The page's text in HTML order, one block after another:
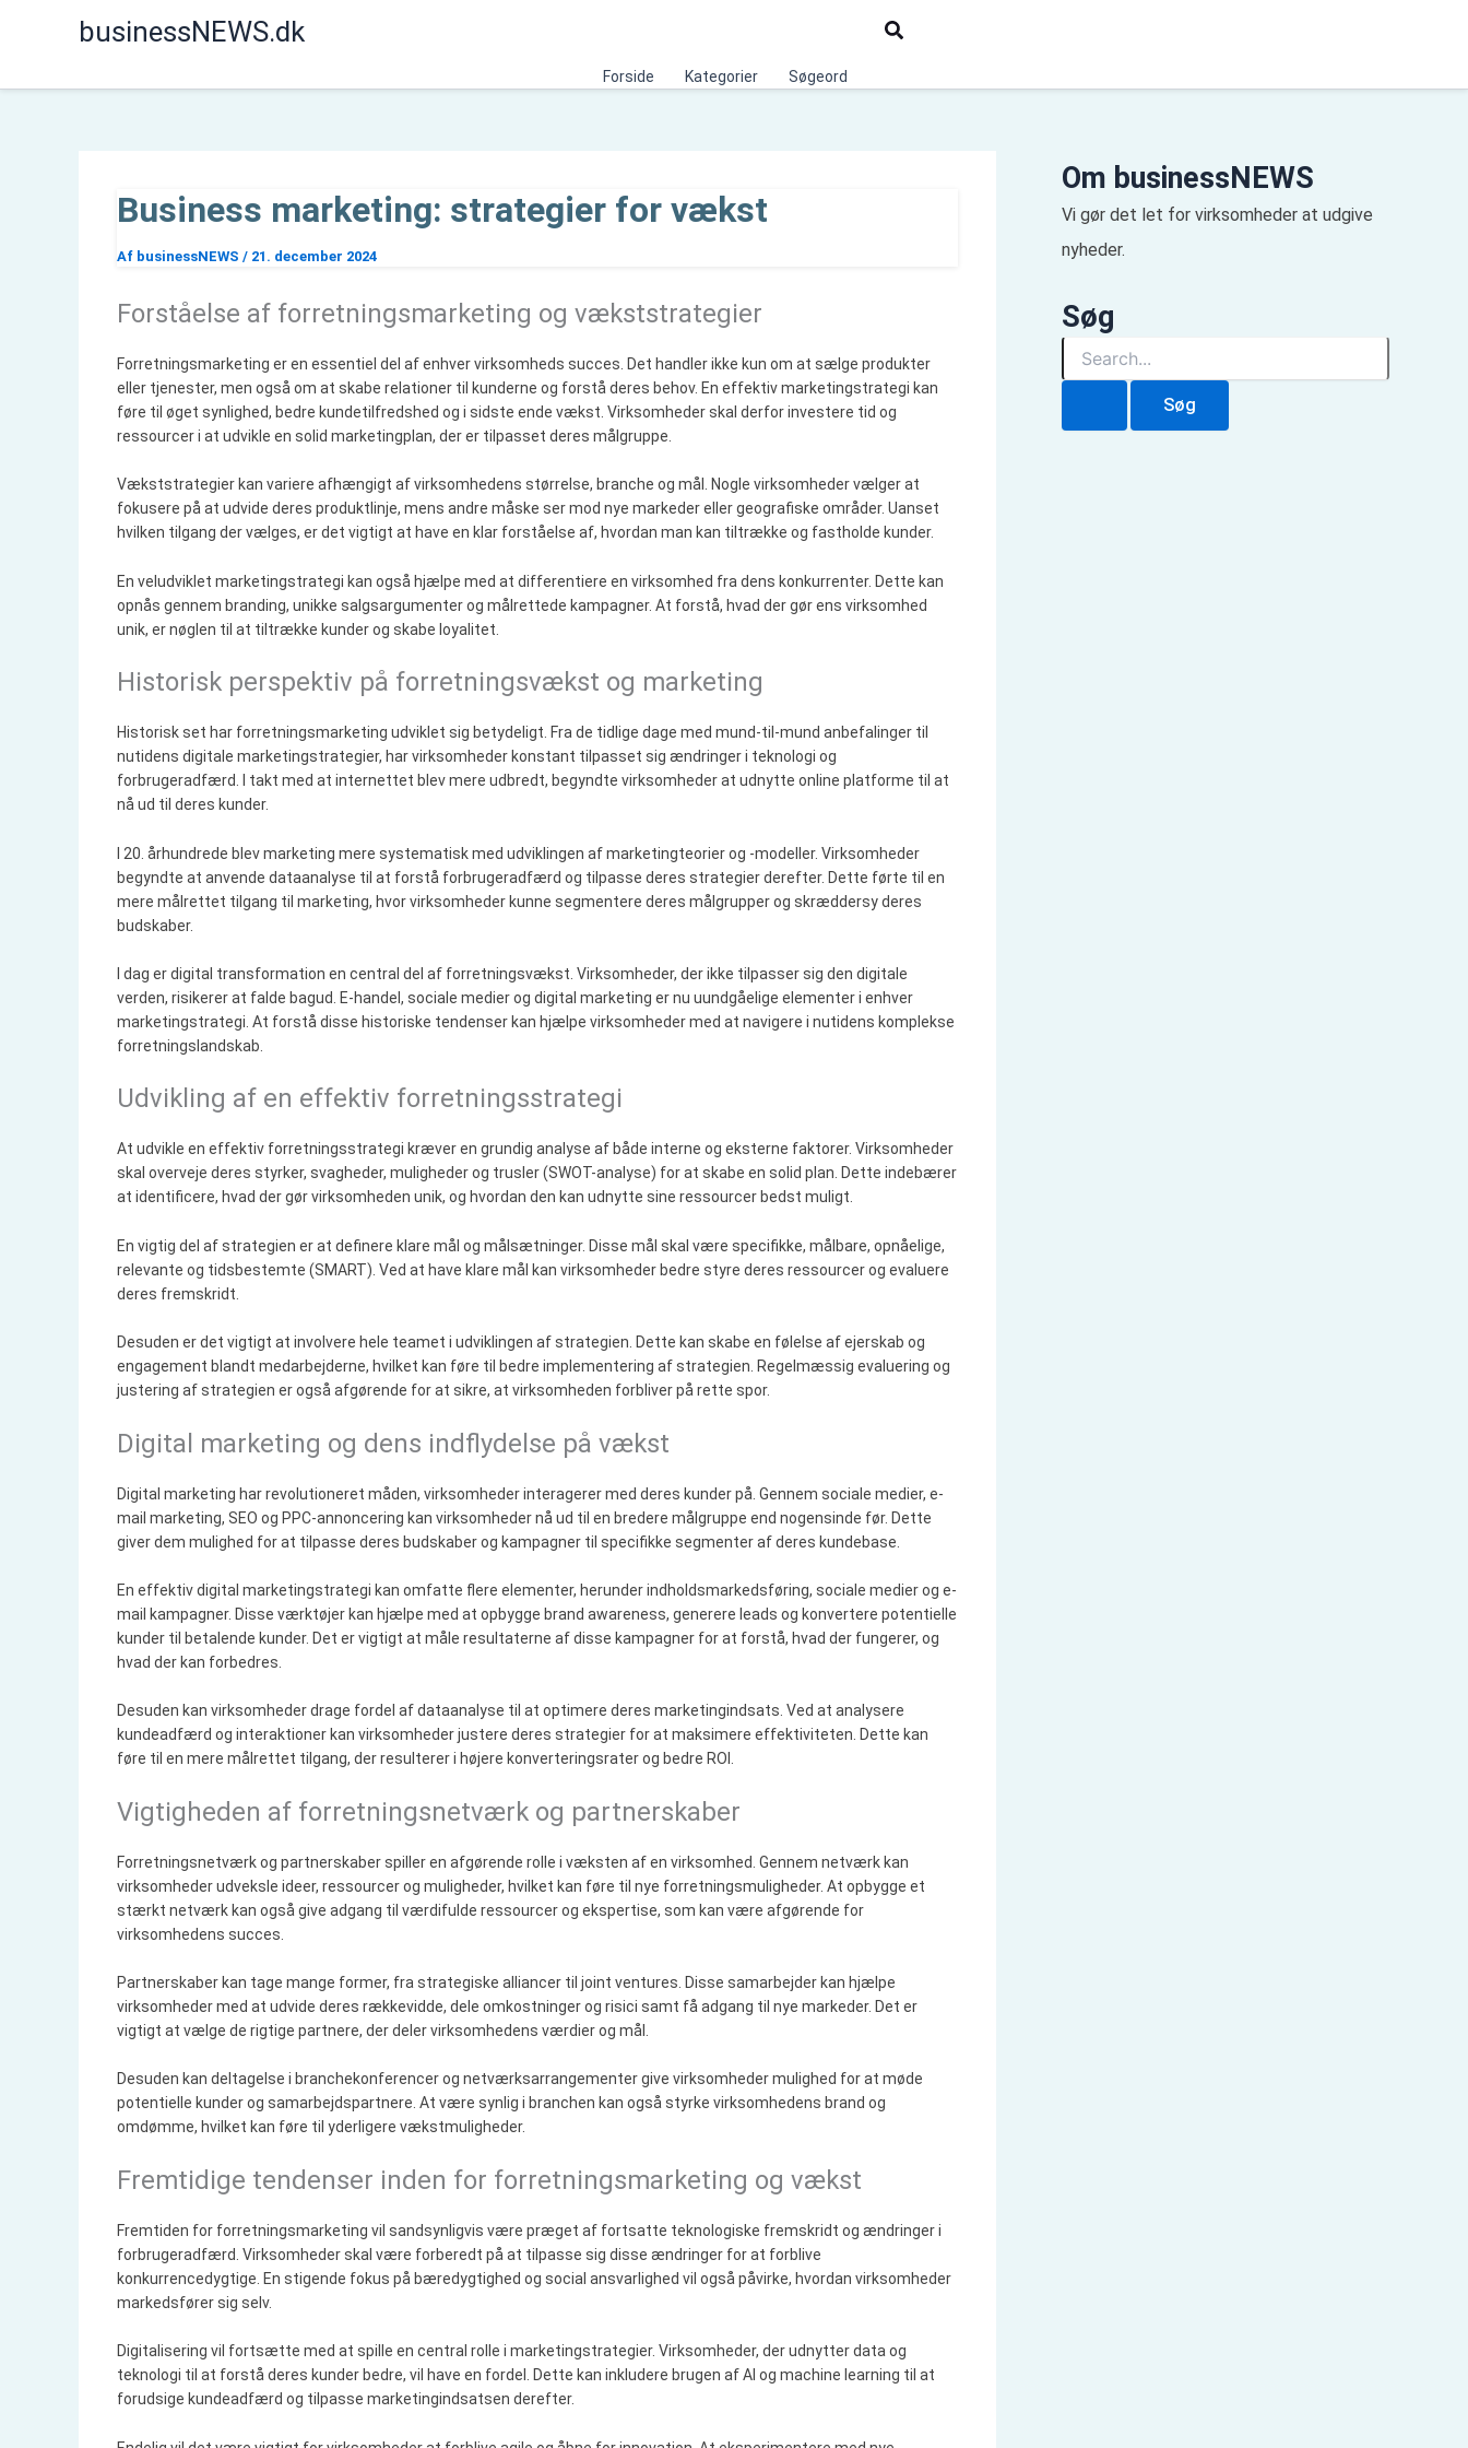
businessNEWS.dk Søg
Forside Kategorier Søgeord
Business marketing: strategier for vækst
Af businessNEWS / 21. december 2024
Forståelse af forretningsmarketing og vækststrategier
Forretningsmarketing er en essentiel del af enhver virksomheds succes. Det handler ikke kun om at sælge produkter
eller tjenester, men også om at skabe relationer til kunderne og forstå deres behov. En effektiv marketingstrategi kan
føre til øget synlighed, bedre kundetilfredshed og i sidste ende vækst. Virksomheder skal derfor investere tid og
ressourcer i at udvikle en solid marketingplan, der er tilpasset deres målgruppe.
Vækststrategier kan variere afhængigt af virksomhedens størrelse, branche og mål. Nogle virksomheder vælger at
fokusere på at udvide deres produktlinje, mens andre måske ser mod nye markeder eller geografiske områder. Uanset
hvilken tilgang der vælges, er det vigtigt at have en klar forståelse af, hvordan man kan tiltrække og fastholde kunder.
En veludviklet marketingstrategi kan også hjælpe med at differentiere en virksomhed fra dens konkurrenter. Dette kan
opnås gennem branding, unikke salgsargumenter og målrettede kampagner. At forstå, hvad der gør ens virksomhed
unik, er nøglen til at tiltrække kunder og skabe loyalitet.
Historisk perspektiv på forretningsvækst og marketing
Historisk set har forretningsmarketing udviklet sig betydeligt. Fra de tidlige dage med mund-til-mund anbefalinger til
nutidens digitale marketingstrategier, har virksomheder konstant tilpasset sig ændringer i teknologi og
forbrugeradfærd. I takt med at internettet blev mere udbredt, begyndte virksomheder at udnytte online platforme til at
nå ud til deres kunder.
I 20. århundrede blev marketing mere systematisk med udviklingen af marketingteorier og -modeller. Virksomheder
begyndte at anvende dataanalyse til at forstå forbrugeradfærd og tilpasse deres strategier derefter. Dette førte til en
mere målrettet tilgang til marketing, hvor virksomheder kunne segmentere deres målgrupper og skræddersy deres
budskaber.
I dag er digital transformation en central del af forretningsvækst. Virksomheder, der ikke tilpasser sig den digitale
verden, risikerer at falde bagud. E-handel, sociale medier og digital marketing er nu uundgåelige elementer i enhver
marketingstrategi. At forstå disse historiske tendenser kan hjælpe virksomheder med at navigere i nutidens komplekse
forretningslandskab.
Udvikling af en effektiv forretningsstrategi
At udvikle en effektiv forretningsstrategi kræver en grundig analyse af både interne og eksterne faktorer. Virksomheder
skal overveje deres styrker, svagheder, muligheder og trusler (SWOT-analyse) for at skabe en solid plan. Dette indebærer
at identificere, hvad der gør virksomheden unik, og hvordan den kan udnytte sine ressourcer bedst muligt.
En vigtig del af strategien er at definere klare mål og målsætninger. Disse mål skal være specifikke, målbare, opnåelige,
relevante og tidsbestemte (SMART). Ved at have klare mål kan virksomheder bedre styre deres ressourcer og evaluere
deres fremskridt.
Desuden er det vigtigt at involvere hele teamet i udviklingen af strategien. Dette kan skabe en følelse af ejerskab og
engagement blandt medarbejderne, hvilket kan føre til bedre implementering af strategien. Regelmæssig evaluering og
justering af strategien er også afgørende for at sikre, at virksomheden forbliver på rette spor.
Digital marketing og dens indflydelse på vækst
Digital marketing har revolutioneret måden, virksomheder interagerer med deres kunder på. Gennem sociale medier, e-
mail marketing, SEO og PPC-annoncering kan virksomheder nå ud til en bredere målgruppe end nogensinde før. Dette
giver dem mulighed for at tilpasse deres budskaber og kampagner til specifikke segmenter af deres kundebase.
En effektiv digital marketingstrategi kan omfatte flere elementer, herunder indholdsmarkedsføring, sociale medier og e-
mail kampagner. Disse værktøjer kan hjælpe med at opbygge brand awareness, generere leads og konvertere potentielle
kunder til betalende kunder. Det er vigtigt at måle resultaterne af disse kampagner for at forstå, hvad der fungerer, og
hvad der kan forbedres.
Desuden kan virksomheder drage fordel af dataanalyse til at optimere deres marketingindsats. Ved at analysere
kundeadfærd og interaktioner kan virksomheder justere deres strategier for at maksimere effektiviteten. Dette kan
føre til en mere målrettet tilgang, der resulterer i højere konverteringsrater og bedre ROI.
Vigtigheden af forretningsnetværk og partnerskaber
Forretningsnetværk og partnerskaber spiller en afgørende rolle i væksten af en virksomhed. Gennem netværk kan
virksomheder udveksle ideer, ressourcer og muligheder, hvilket kan føre til nye forretningsmuligheder. At opbygge et
stærkt netværk kan også give adgang til værdifulde ressourcer og ekspertise, som kan være afgørende for
virksomhedens succes.
Partnerskaber kan tage mange former, fra strategiske alliancer til joint ventures. Disse samarbejder kan hjælpe
virksomheder med at udvide deres rækkevidde, dele omkostninger og risici samt få adgang til nye markeder. Det er
vigtigt at vælge de rigtige partnere, der deler virksomhedens værdier og mål.
Desuden kan deltagelse i branchekonferencer og netværksarrangementer give virksomheder mulighed for at møde
potentielle kunder og samarbejdspartnere. At være synlig i branchen kan også styrke virksomhedens brand og
omdømme, hvilket kan føre til yderligere vækstmuligheder.
Fremtidige tendenser inden for forretningsmarketing og vækst
Fremtiden for forretningsmarketing vil sandsynligvis være præget af fortsatte teknologiske fremskridt og ændringer i
forbrugeradfærd. Virksomheder skal være forberedt på at tilpasse sig disse ændringer for at forblive
konkurrencedygtige. En stigende fokus på bæredygtighed og social ansvarlighed vil også påvirke, hvordan virksomheder
markedsfører sig selv.
Digitalisering vil fortsætte med at spille en central rolle i marketingstrategier. Virksomheder, der udnytter data og
teknologi til at forstå deres kunder bedre, vil have en fordel. Dette kan inkludere brugen af AI og machine learning til at
forudsige kundeadfærd og tilpasse marketingindsatsen derefter.
Om businessNEWS
Vi gør det let for virksomheder at udgive
nyheder.
Søg
f